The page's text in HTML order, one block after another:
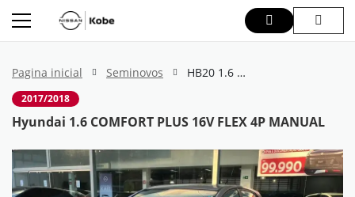
Pagina inicial Seminovos HB20 1.6 COMFORT PLUS 16V FLEX 4P MANUAL
2017/2018
Hyundai 1.6 COMFORT PLUS 16V FLEX 4P MANUAL